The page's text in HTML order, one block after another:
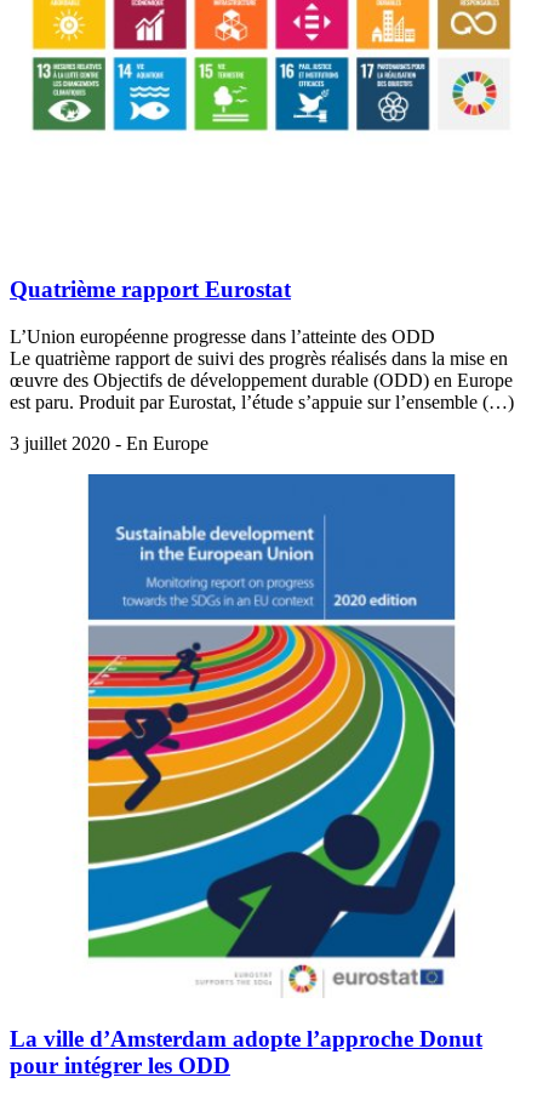
Quatrième rapport Eurostat
L’Union européenne progresse dans l’atteinte des ODD
Le quatrième rapport de suivi des progrès réalisés dans la mise en
œuvre des Objectifs de développement durable (ODD) en Europe
est paru. Produit par Eurostat, l’étude s’appuie sur l’ensemble (…)
3 juillet 2020 - En Europe
La ville d’Amsterdam adopte l’approche Donut
pour intégrer les ODD